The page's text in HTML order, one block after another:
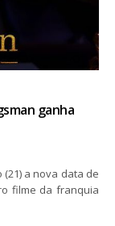
ganha
a nova data de
filme da franquia